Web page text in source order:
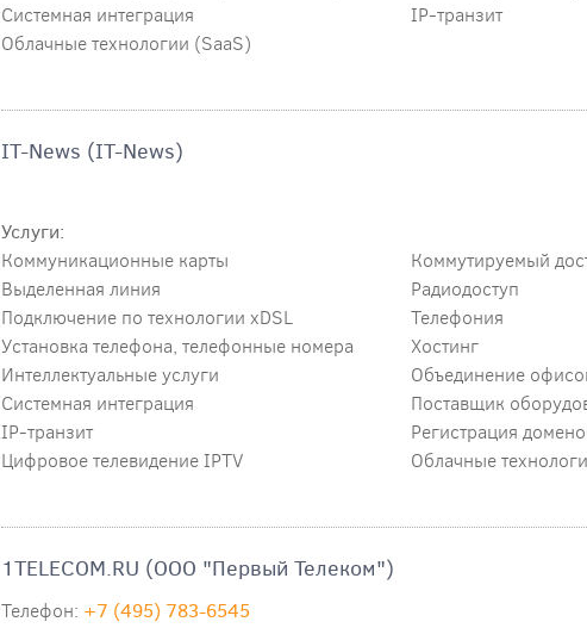
Системная интеграция
IP-транзит
Облачные технологии (SaaS)
IT-News (IT-News)
Услуги:
Коммуникационные карты
Коммутируемый
Выделенная линия
Радиодоступ
Подключение по технологии xDSL
Телефония
Установка телефона, телефонные номера
Xостинг
Интеллектуальные услуги
Объединение
Системная интеграция
Поставщик
IP-транзит
Регистрация
Цифровое телевидение IPTV
Облачные
1TELECOM.RU (ООО "Первый Телеком")
Телефон: +7 (495) 783-6545